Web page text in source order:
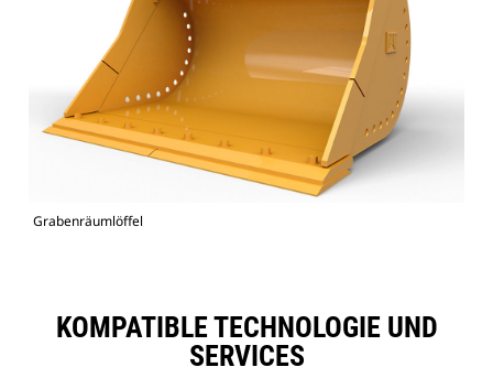
Grabenräumlöffel
KOMPATIBLE TECHNOLOGIE UND
SERVICES